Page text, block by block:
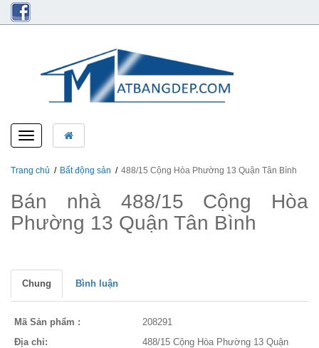
Toggle
navigation
Trang chủ Bất động sản 488/15 Cộng Hòa Phường 13 Quận Tân Bình
Bán nhà 488/15 Cộng Hòa
Phường 13 Quận Tân Bình
Chung Bình luận
Mã Sản phẩm :
208291
Địa chỉ:
488/15 Cộng Hòa Phường 13 Quận